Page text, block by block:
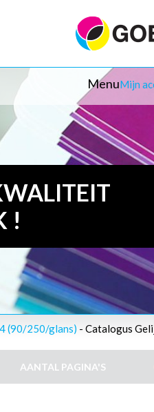
MenuMijn
!
(90/250/glans) - Catalogus
AANTAL PAGINA'S